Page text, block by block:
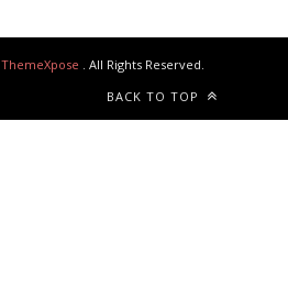
ThemeXpose . All Rights Reserved.
BACK TO TOP